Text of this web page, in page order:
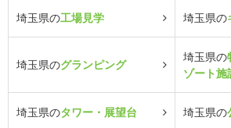
埼玉県の工場見学 埼玉県の
埼玉県のグランピング
埼玉県の
ゾート施
埼玉県のタワー・展望台 埼玉県の